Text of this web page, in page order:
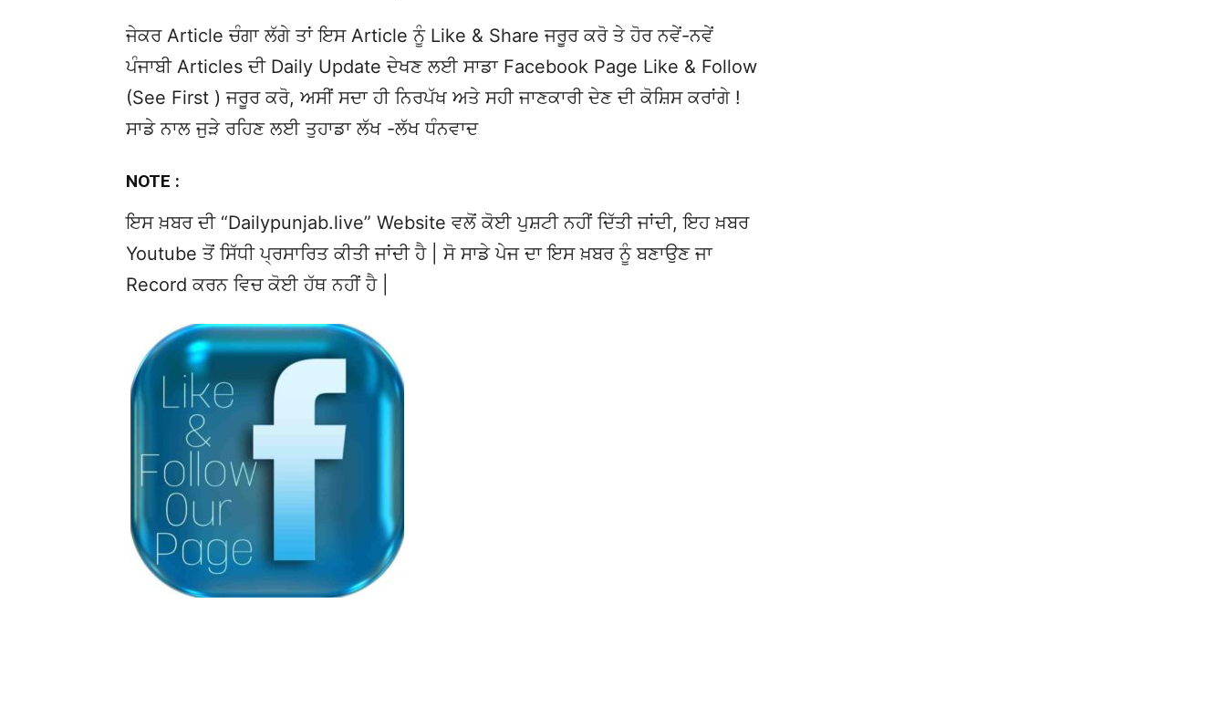
ਜੇਕਰ Article ਚੰਗਾ ਲੱਗੇ ਤਾਂ ਇਸ Article ਨੂੰ Like & Share ਜਰੂਰ ਕਰੋ ਤੇ ਹੋਰ ਨਵੇਂ-ਨਵੇਂ
ਪੰਜਾਬੀ Articles ਦੀ Daily Update ਦੇਖਣ ਲਈ ਸਾਡਾ Facebook Page Like & Follow
(See First ) ਜਰੂਰ ਕਰੋ, ਅਸੀਂ ਸਦਾ ਹੀ ਨਿਰਪੱਖ ਅਤੇ ਸਹੀ ਜਾਣਕਾਰੀ ਦੇਣ ਦੀ ਕੋਸ਼ਿਸ ਕਰਾਂਗੇ !
ਸਾਡੇ ਨਾਲ ਜੁੜੇ ਰਹਿਣ ਲਈ ਤੁਹਾਡਾ ਲੱਖ -ਲੱਖ ਧੰਨਵਾਦ
NOTE :
ਇਸ ਖ਼ਬਰ ਦੀ “Dailypunjab.live” Website ਵਲੋਂ ਕੋਈ ਪੁਸ਼ਟੀ ਨਹੀਂ ਦਿੱਤੀ ਜਾਂਦੀ, ਇਹ ਖ਼ਬਰ
Youtube ਤੋਂ ਸਿੱਧੀ ਪ੍ਰਸਾਰਿਤ ਕੀਤੀ ਜਾਂਦੀ ਹੈ | ਸੋ ਸਾਡੇ ਪੇਜ ਦਾ ਇਸ ਖ਼ਬਰ ਨੂੰ ਬਣਾਉਣ ਜਾ
Record ਕਰਨ ਵਿਚ ਕੋਈ ਹੱਥ ਨਹੀਂ ਹੈ |